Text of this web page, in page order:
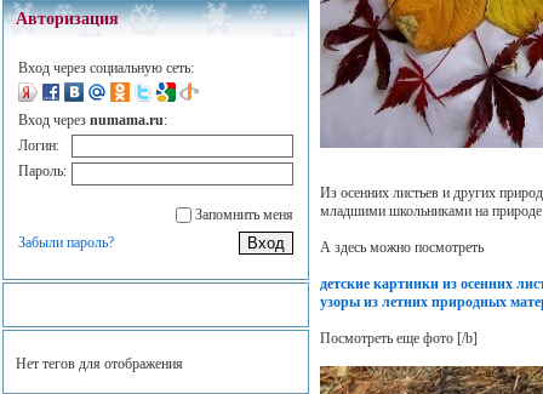
Авторизация
Вход через социальную сеть:
Вход через numama.ru:
Логин:
Пароль:
Запомнить меня
Забыли пароль?
Нет тегов для отображения
Из осенних листьев и других
младшими школьниками на
А здесь можно посмотреть
детские картинки из осенних
узоры из летних природных
Посмотреть еще фото [/b]